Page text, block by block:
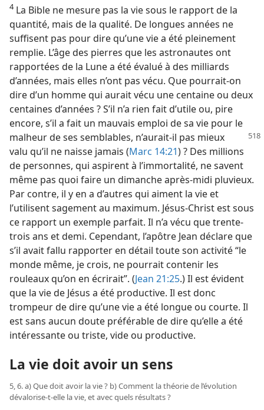
4La Bible ne mesure pas la vie sous le rapport de la
quantité, mais de la qualité. De longues années ne
suffisent pas pour dire qu’une vie a été pleinement
remplie. L’âge des pierres que les astronautes ont
rapportées de la Lune a été évalué à des milliards
d’années, mais elles n’ont pas vécu. Que pourrait-​on
dire d’un homme qui aurait vécu une centaine ou deux
centaines d’années ? S’il n’a rien fait d’utile ou, pire
encore, s’il a fait un mauvais emploi de sa vie pour le
malheurde ses semblables, n’aurait-​il pas mieux
valu qu’il ne naisse jamais (Marc 14:21) ? Des millions
de personnes, qui aspirent à l’immortalité, ne savent
même pas quoi faire un dimanche après-midi pluvieux.
Par contre, il y en a d’autres qui aiment la vie et
l’utilisent sagement au maximum. Jésus-Christ est sous
ce rapport un exemple parfait. Il n’a vécu que trente-
trois ans et demi. Cependant, l’apôtre Jean déclare que
s’il avait fallu rapporter en détail toute son activité “le
monde même, je crois, ne pourrait contenir les
rouleaux qu’on en écrirait”. (Jean 21:25.) Il est évident
que la vie de Jésus a été productive. Il est donc
trompeur de dire qu’une vie a été longue ou courte. Il
est sans aucun doute préférable de dire qu’elle a été
intéressante ou triste, vide ou productive.
La vie doit avoir un sens
5, 6. a) Que doit avoir la vie ? b) Comment la théorie de l’évolution
dévalorise-​t-​elle la vie, et avec quels résultats ?